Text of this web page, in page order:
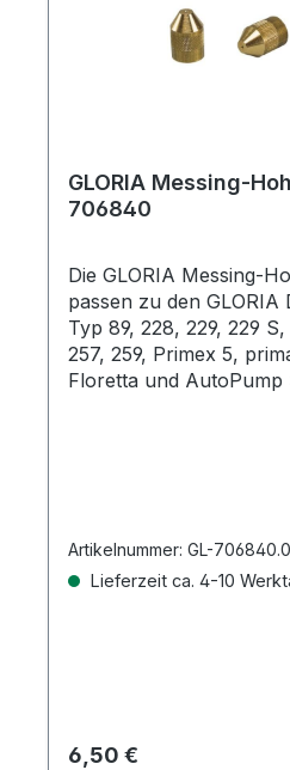
GLORIA Messing-
706840
Die GLORIA Messing-
passen zu den
Typ 89, 228, 229, 229
257, 259, Primex 5,
Floretta und AutoPump
Artikelnummer: GL-
Lieferzeit ca. 4-10
Regulärer Preis:
6,50 €